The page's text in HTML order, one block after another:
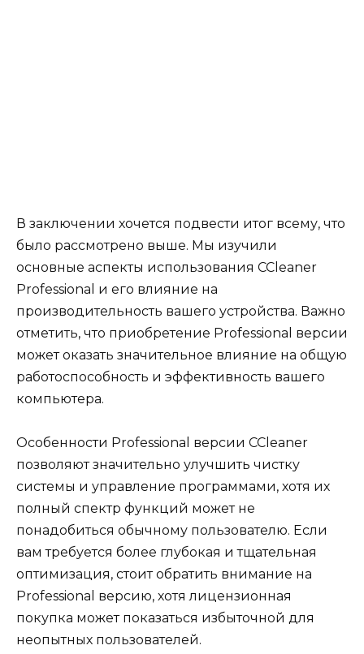
В заключении хочется подвести итог всему, что
было рассмотрено выше. Мы изучили
основные аспекты использования CCleaner
Professional и его влияние на
производительность вашего устройства. Важно
отметить, что приобретение Professional версии
может оказать значительное влияние на общую
работоспособность и эффективность вашего
компьютера.
Особенности Professional версии CCleaner
позволяют значительно улучшить чистку
системы и управление программами, хотя их
полный спектр функций может не
понадобиться обычному пользователю. Если
вам требуется более глубокая и тщательная
оптимизация, стоит обратить внимание на
Professional версию, хотя лицензионная
покупка может показаться избыточной для
неопытных пользователей.